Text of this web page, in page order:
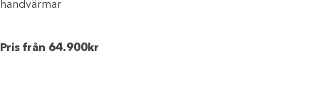
handvärmar
Pris från 64.900kr